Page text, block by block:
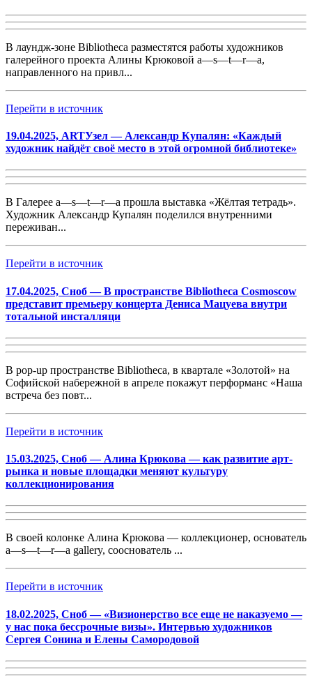
В лаундж-зоне Bibliotheca разместятся работы художников
галерейного проекта Алины Крюковой a—s—t—r—a,
направленного на привл...
Перейти в источник
19.04.2025, ARTУзел — Александр Купалян: «Каждый
художник найдёт своё место в этой огромной библиотеке»
В Галерее a—s—t—r—a прошла выставка «Жёлтая тетрадь».
Художник Александр Купалян поделился внутренними
переживан...
Перейти в источник
17.04.2025, Сноб — В пространстве Bibliotheca Cosmoscow
представит премьеру концерта Дениса Мацуева внутри
тотальной инсталляци
В pop-up пространстве Bibliotheca, в квартале «Золотой» на
Софийской набережной в апреле покажут перформанс «Наша
встреча без повт...
Перейти в источник
15.03.2025, Сноб — Алина Крюкова — как развитие арт-
рынка и новые площадки меняют культуру
коллекционирования
В своей колонке Алина Крюкова — коллекционер, основатель
a—s—t—r—a gallery, сооснователь ...
Перейти в источник
18.02.2025, Сноб — «Визионерство все еще не наказуемо —
у нас пока бессрочные визы». Интервью художников
Сергея Сонина и Елены Самородовой